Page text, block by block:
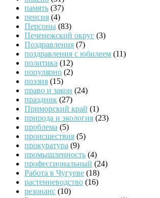
память (37)
пенсия (4)
Персоны (83)
Печенежский округ (3)
Поздравления (7)
поздравления с юбилеем (11)
политика (12)
популярно (2)
поэзия (15)
право и закон (24)
праздник (27)
Приморский край (1)
природа и экология (23)
проблема (5)
происшествия (5)
прокуратура (9)
промышленность (4)
профессиональный (24)
Работа в Чугуеве (18)
растениеводство (16)
резонанс (10)